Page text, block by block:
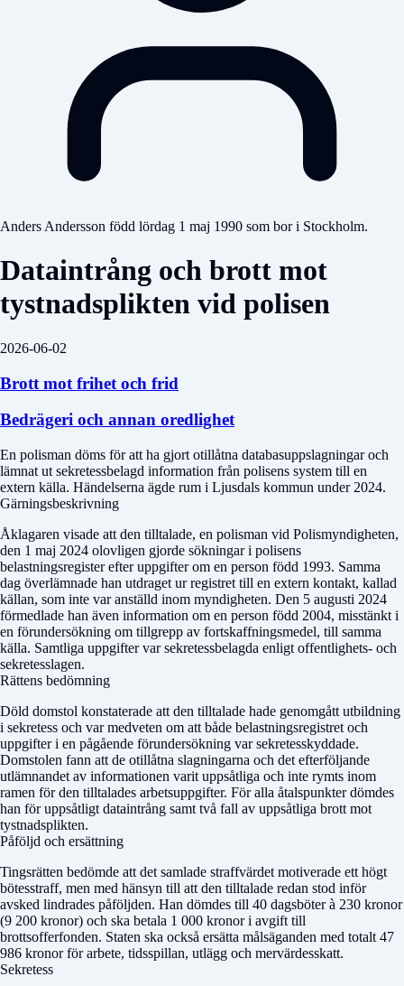
Anders Andersson född lördag 1 maj 1990 som bor i Stockholm.
Dataintrång och brott mot
tystnadsplikten vid polisen
2026-06-02
Brott mot frihet och frid
Bedrägeri och annan oredlighet
En polisman döms för att ha gjort otillåtna databasuppslagningar och
lämnat ut sekretessbelagd information från polisens system till en
extern källa. Händelserna ägde rum i Ljusdals kommun under 2024.
Gärningsbeskrivning
Åklagaren visade att den tilltalade, en polisman vid Polismyndigheten,
den 1 maj 2024 olovligen gjorde sökningar i polisens
belastningsregister efter uppgifter om en person född 1993. Samma
dag överlämnade han utdraget ur registret till en extern kontakt, kallad
källan, som inte var anställd inom myndigheten. Den 5 augusti 2024
förmedlade han även information om en person född 2004, misstänkt i
en förundersökning om tillgrepp av fortskaffningsmedel, till samma
källa. Samtliga uppgifter var sekretessbelagda enligt offentlighets- och
sekretesslagen.
Rättens bedömning
Döld domstol konstaterade att den tilltalade hade genomgått utbildning
i sekretess och var medveten om att både belastningsregistret och
uppgifter i en pågående förundersökning var sekretesskyddade.
Domstolen fann att de otillåtna slagningarna och det efterföljande
utlämnandet av informationen varit uppsåtliga och inte rymts inom
ramen för den tilltalades arbetsuppgifter. För alla åtalspunkter dömdes
han för uppsåtligt dataintrång samt två fall av uppsåtliga brott mot
tystnadsplikten.
Påföljd och ersättning
Tingsrätten bedömde att det samlade straffvärdet motiverade ett högt
bötesstraff, men med hänsyn till att den tilltalade redan stod inför
avsked lindrades påföljden. Han dömdes till 40 dagsböter à 230 kronor
(9 200 kronor) och ska betala 1 000 kronor i avgift till
brottsofferfonden. Staten ska också ersätta målsäganden med totalt 47
986 kronor för arbete, tidsspillan, utlägg och mervärdesskatt.
Sekretess